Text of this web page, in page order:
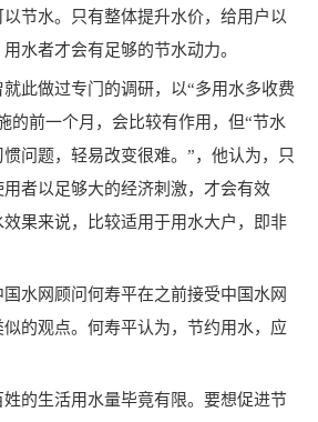
节水。只有整体提升水价，给用户以
水者才会有足够的节水动力。
此做过专门的调研，以“多用水多收费
的前一个月，会比较有作用，但“节水
问题，轻易改变很难。”，他认为，只
者以足够大的经济刺激，才会有效
果来说，比较适用于用水大户，即非
水网顾问何寿平在之前接受中国水网
的观点。何寿平认为，节约用水，应
的生活用水量毕竟有限。要想促进节